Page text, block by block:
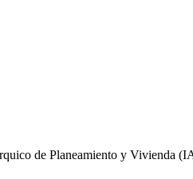
de Planeamiento y Vivienda